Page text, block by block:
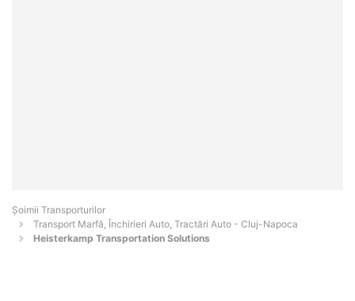
Șoimii Transporturilor
Transport Marfă, Închirieri Auto, Tractări Auto - Cluj-Napoca
Heisterkamp Transportation Solutions